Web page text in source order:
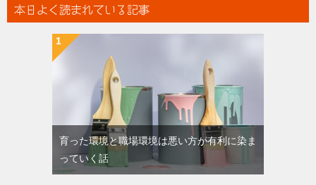
本日よく読まれている記事
育った環境と職場環境は悪い方が有利に染ま
っていく話